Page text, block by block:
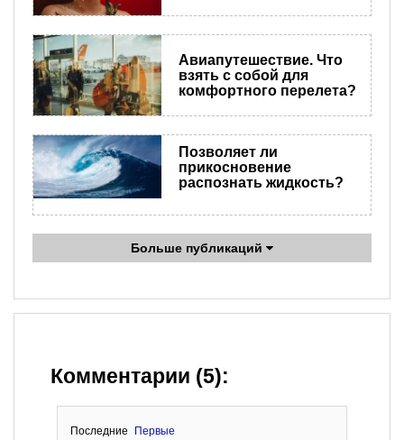
Авиапутешествие. Что
взять с собой для
комфортного перелета?
Позволяет ли
прикосновение
распознать жидкость?
Больше публикаций
Комментарии (5):
Последние
Первые